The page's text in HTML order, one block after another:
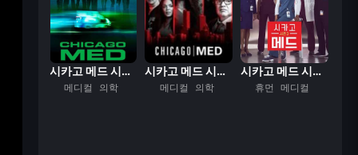
22화
시카고 메드 시즌 ...
메디컬 의학
시카고 메드 시즌 ...
메디컬 의학
시카고 메드 시즌 ...
휴먼 메디컬